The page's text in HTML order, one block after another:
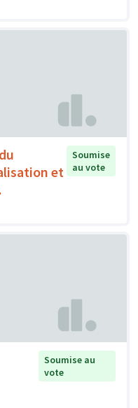
et
Soumise
au vote
Soumise au
vote